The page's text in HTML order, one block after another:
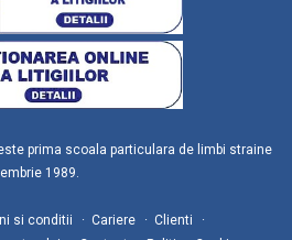
prima scoala particulara de limbi straine
1989.
si conditii Cariere
Clienti